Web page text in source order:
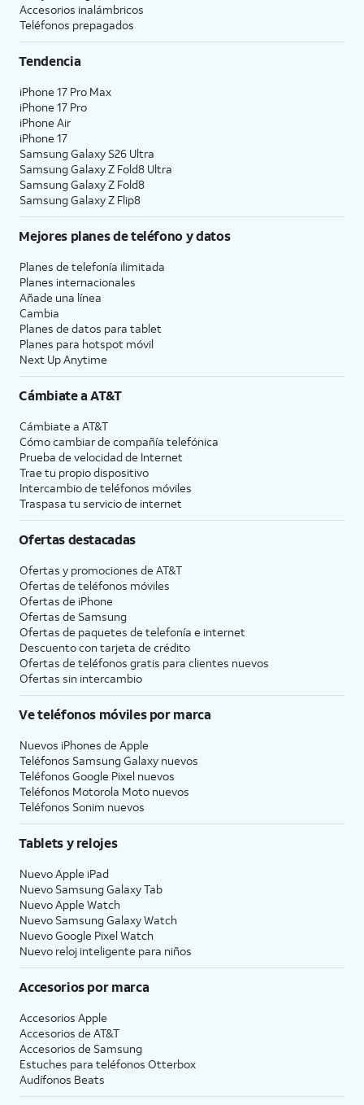
Accesorios inalámbricos
Teléfonos prepagados
Tendencia
iPhone 17 Pro Max
iPhone 17 Pro
iPhone Air
iPhone 17
Samsung Galaxy S26 Ultra
Samsung Galaxy Z Fold8 Ultra
Samsung Galaxy Z Fold8
Samsung Galaxy Z Flip8
Mejores planes de teléfono y datos
Planes de telefonía ilimitada
Planes internacionales
Añade una línea
Cambia
Planes de datos para tablet
Planes para hotspot móvil
Next Up Anytime
Cámbiate aAT&T
Cámbiate a AT&T
Cómo cambiar de compañía telefónica
Prueba de velocidad de Internet
Trae tu propio dispositivo
Intercambio de teléfonos móviles
Traspasa tu servicio de internet
Ofertas destacadas
Ofertas y promociones de AT&T
Ofertas de teléfonos móviles
Ofertas de iPhone
Ofertas de Samsung
Ofertas de paquetes de telefonía e internet
Descuento con tarjeta de crédito
Ofertas de teléfonos gratis para clientes nuevos
Ofertas sin intercambio
Ve teléfonos móviles por marca
Nuevos iPhones de Apple
Teléfonos Samsung Galaxy nuevos
Teléfonos Google Pixel nuevos
Teléfonos Motorola Moto nuevos
Teléfonos Sonim nuevos
Tablets y relojes
Nuevo Apple iPad
Nuevo Samsung Galaxy Tab
Nuevo Apple Watch
Nuevo Samsung Galaxy Watch
Nuevo Google Pixel Watch
Nuevo reloj inteligente para niños
Accesorios por marca
Accesorios Apple
Accesorios de AT&T
Accesorios de Samsung
Estuches para teléfonos Otterbox
Audífonos Beats